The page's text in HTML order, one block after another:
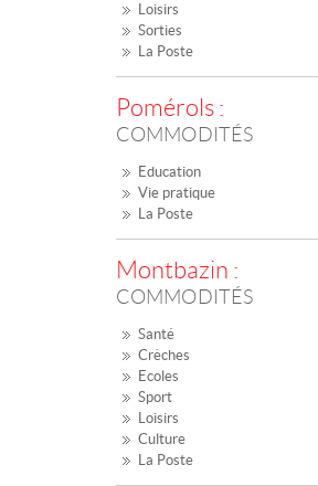
Loisirs
Sorties
La Poste
Pomérols :
COMMODITÉS
Education
Vie pratique
La Poste
Montbazin :
COMMODITÉS
Santé
Crèches
Ecoles
Sport
Loisirs
Culture
La Poste